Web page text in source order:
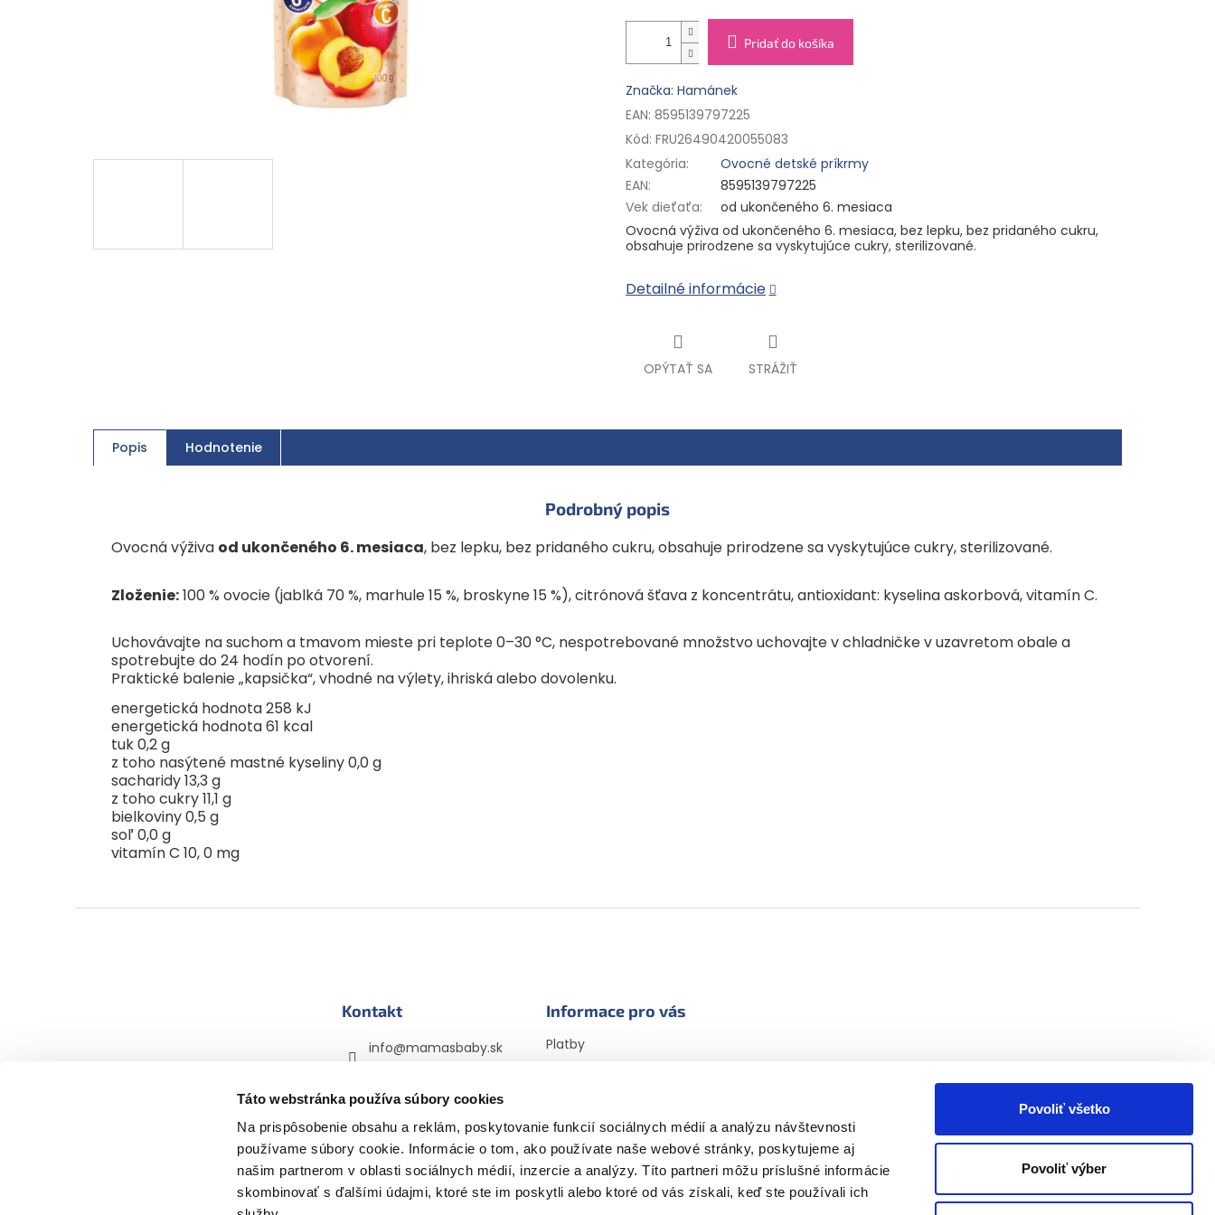
Táto webstránka používa súbory cookies
Na prispôsobenie obsahu a reklám, poskytovanie funkcií sociálnych médií a analýzu návštevnosti
používame súbory cookie. Informácie o tom, ako používate naše webové stránky, poskytujeme aj
našim partnerom v oblasti sociálnych médií, inzercie a analýzy. Títo partneri môžu príslušné informácie
skombinovať s ďalšími údajmi, ktoré ste im poskytli alebo ktoré od vás získali, keď ste používali ich
Povoliť všetko
Povoliť výber
Pridať do košíka
Značka: Hamánek
EAN: 8595139797225
Kód: FRU26490420055083
Kategória:
Ovocné detské príkrmy
EAN:
8595139797225
Vek dieťaťa:
od ukončeného 6. mesiaca
Ovocná výživa od ukončeného 6. mesiaca, bez lepku, bez pridaného cukru,
obsahuje prirodzene sa vyskytujúce cukry, sterilizované.
Zloženie:100 % ovocie (jablká 70 %, marhule 15 %, broskyne 15 %), citrónová
Uchovávajte na suchom a tmavom mieste pri teplote 0–30 °C,
nespotrebované množstvo uchovajte v chladničke v uzavretom obale a
spotrebujte do 24 hodín po otvorení.
energetická hodnota 61 kcal
z toho nasýtené mastné kyseliny 0,0 g
bielkoviny 0,5 g
vitamín C 10, 0 mg
Detailné informácie
OPÝTAŤ SA STRÁŽIŤ
Popis Hodnotenie
Podrobný popis
Ovocná výživa od ukončeného 6. mesiaca, bez lepku, bez pridaného cukru, obsahuje prirodzene sa vyskytujúce cukry, sterilizované.
Zloženie:100 % ovocie (jablká 70 %, marhule 15 %, broskyne 15 %), citrónová šťava z koncentrátu, antioxidant: kyselina askorbová, vitamín C.
Uchovávajte na suchom a tmavom mieste pri teplote 0–30 °C, nespotrebované množstvo uchovajte v chladničke v uzavretom obale a
spotrebujte do 24 hodín po otvorení.
Praktické balenie „kapsička“, vhodné na výlety, ihriská alebo dovolenku.
energetická hodnota 258 kJ
energetická hodnota 61 kcal
tuk 0,2 g
z toho nasýtené mastné kyseliny 0,0 g
sacharidy 13,3 g
z toho cukry 11,1 g
bielkoviny 0,5 g
soľ 0,0 g
vitamín C 10, 0 mg
Kontakt
info@mamasbaby.sk
mamasbabyczsk
mamasbaby_czsk
Informace pro vás
Platby
Obchodné podmienky
Podmienky ochrany
osobných údajov
Vyhlásenie cookies